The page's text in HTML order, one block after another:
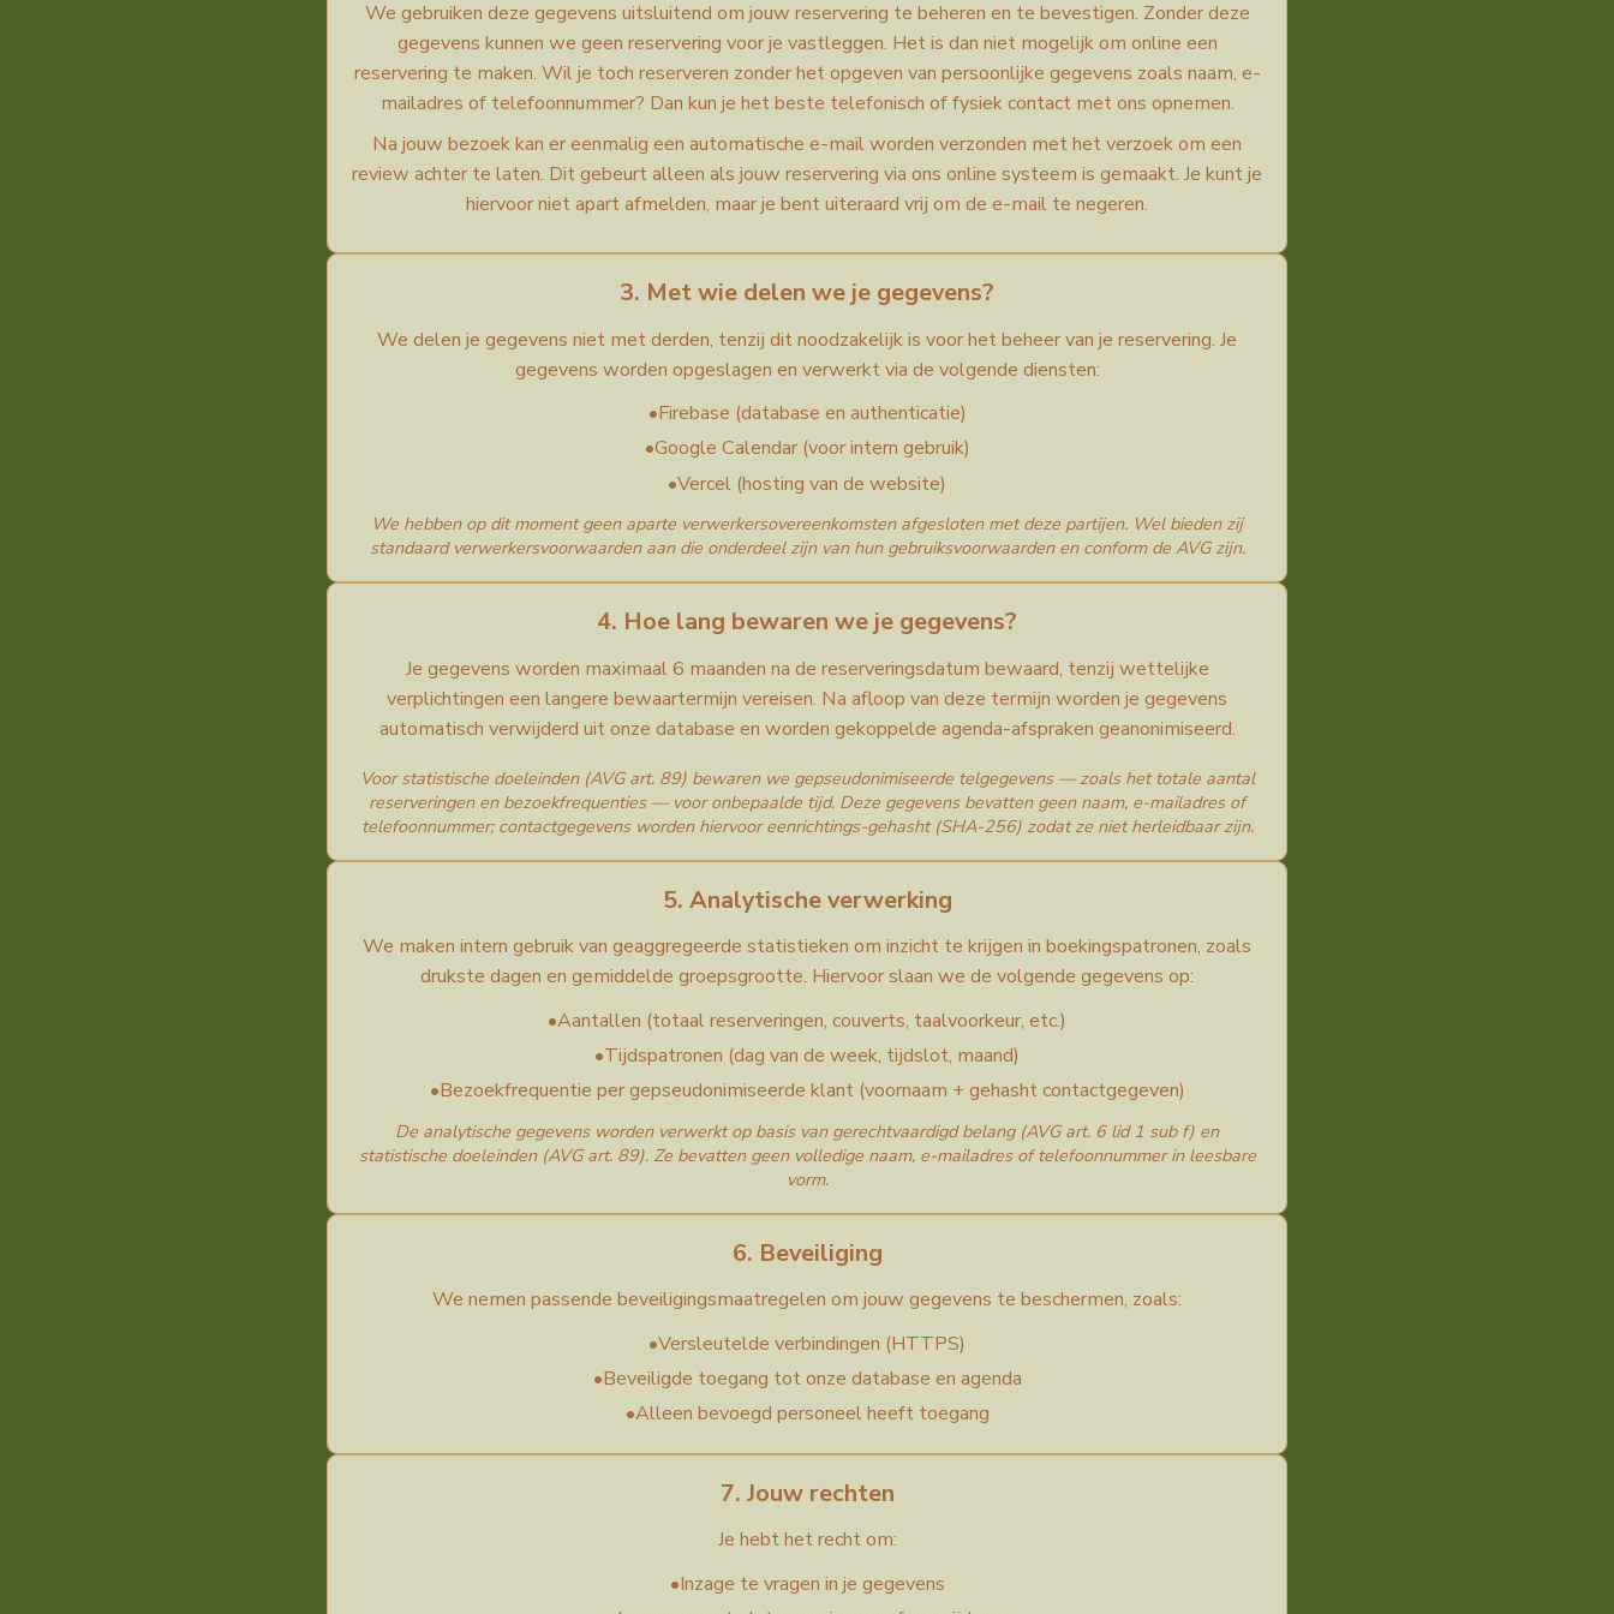
We gebruiken deze gegevens uitsluitend om jouw reservering te beheren en te bevestigen. Zonder deze
gegevens kunnen we geen reservering voor je vastleggen. Het is dan niet mogelijk om online een
reservering te maken. Wil je toch reserveren zonder het opgeven van persoonlijke gegevens zoals naam, e-
mailadres of telefoonnummer? Dan kun je het beste telefonisch of fysiek contact met ons opnemen.
Na jouw bezoek kan er eenmalig een automatische e-mail worden verzonden met het verzoek om een
review achter te laten. Dit gebeurt alleen als jouw reservering via ons online systeem is gemaakt. Je kunt je
hiervoor niet apart afmelden, maar je bent uiteraard vrij om de e-mail te negeren.
3. Met wie delen we je gegevens?
We delen je gegevens niet met derden, tenzij dit noodzakelijk is voor het beheer van je reservering. Je
gegevens worden opgeslagen en verwerkt via de volgende diensten:
•Firebase (database en authenticatie)
•Google Calendar (voor intern gebruik)
•Vercel (hosting van de website)
We hebben op dit moment geen aparte verwerkersovereenkomsten afgesloten met deze partijen. Wel bieden zij
standaard verwerkersvoorwaarden aan die onderdeel zijn van hun gebruiksvoorwaarden en conform de AVG zijn.
4. Hoe lang bewaren we je gegevens?
Je gegevens worden maximaal 6 maanden na de reserveringsdatum bewaard, tenzij wettelijke
verplichtingen een langere bewaartermijn vereisen. Na afloop van deze termijn worden je gegevens
automatisch verwijderd uit onze database en worden gekoppelde agenda-afspraken geanonimiseerd.
Voor statistische doeleinden (AVG art. 89) bewaren we gepseudonimiseerde telgegevens — zoals het totale aantal
reserveringen en bezoekfrequenties — voor onbepaalde tijd. Deze gegevens bevatten geen naam, e-mailadres of
telefoonnummer; contactgegevens worden hiervoor eenrichtings-gehasht (SHA-256) zodat ze niet herleidbaar zijn.
5. Analytische verwerking
We maken intern gebruik van geaggregeerde statistieken om inzicht te krijgen in boekingspatronen, zoals
drukste dagen en gemiddelde groepsgrootte. Hiervoor slaan we de volgende gegevens op:
•Aantallen (totaal reserveringen, couverts, taalvoorkeur, etc.)
•Tijdspatronen (dag van de week, tijdslot, maand)
•Bezoekfrequentie per gepseudonimiseerde klant (voornaam + gehasht contactgegeven)
De analytische gegevens worden verwerkt op basis van gerechtvaardigd belang (AVG art. 6 lid 1 sub f) en
statistische doeleinden (AVG art. 89). Ze bevatten geen volledige naam, e-mailadres of telefoonnummer in leesbare
vorm.
6. Beveiliging
We nemen passende beveiligingsmaatregelen om jouw gegevens te beschermen, zoals:
•Versleutelde verbindingen (HTTPS)
•Beveiligde toegang tot onze database en agenda
•Alleen bevoegd personeel heeft toegang
7. Jouw rechten
Je hebt het recht om:
•Inzage te vragen in je gegevens